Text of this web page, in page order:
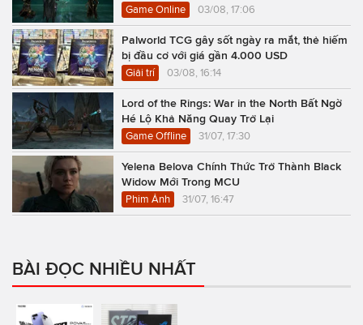
Game Online 03/08, 17:06
Palworld TCG gây sốt ngày ra mắt, thẻ hiếm
bị đầu cơ với giá gần 4.000 USD
Giải trí 03/08, 16:14
Lord of the Rings: War in the North Bất Ngờ
Hé Lộ Khả Năng Quay Trở Lại
Game Offline 31/07, 17:30
Yelena Belova Chính Thức Trở Thành Black
Widow Mới Trong MCU
Phim Ảnh 31/07, 16:47
BÀI ĐỌC NHIỀU NHẤT